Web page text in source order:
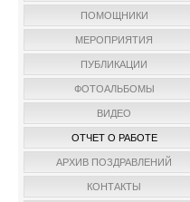
ПОМОЩНИКИ
МЕРОПРИЯТИЯ
ПУБЛИКАЦИИ
ФОТОАЛЬБОМЫ
ВИДЕО
ОТЧЕТ О РАБОТЕ
АРХИВ ПОЗДРАВЛЕНИЙ
КОНТАКТЫ